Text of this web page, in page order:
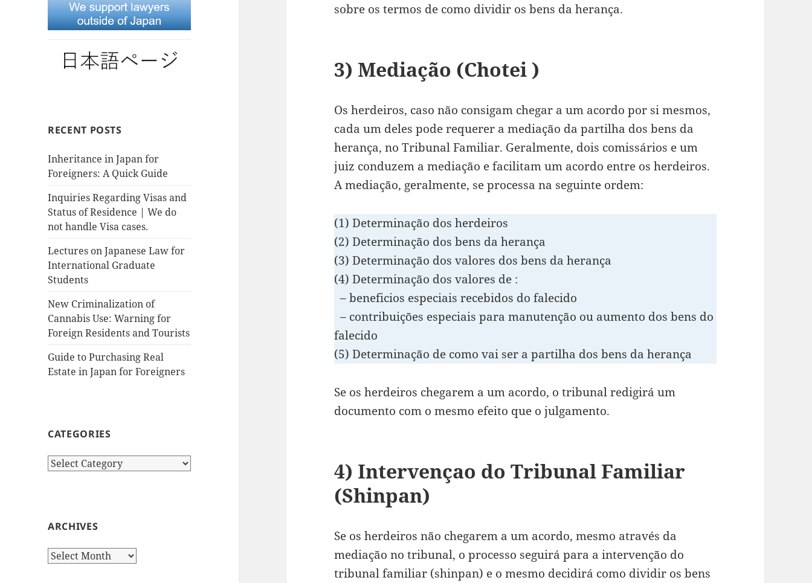
RECENT POSTS
Inheritance in Japan for
Foreigners: A Quick Guide
Inquiries Regarding Visas and
Status of Residence | We do
not handle Visa cases.
Lectures on Japanese Law for
International Graduate
Students
New Criminalization of
Cannabis Use: Warning for
Foreign Residents and Tourists
Guide to Purchasing Real
Estate in Japan for Foreigners
CATEGORIES
Categories
ARCHIVES
Archives
sobre os termos de como dividir os bens da herança.
3) Mediação (Chotei )
Os herdeiros, caso não consigam chegar a um acordo por si mesmos,
cada um deles pode requerer a mediação da partilha dos bens da
herança, no Tribunal Familiar. Geralmente, dois comissários e um
juiz conduzem a mediação e facilitam um acordo entre os herdeiros.
A mediação, geralmente, se processa na seguinte ordem:
(1) Determinação dos herdeiros
(2) Determinação dos bens da herança
(3) Determinação dos valores dos bens da herança
(4) Determinação dos valores de :
– beneficios especiais recebidos do falecido
– contribuições especiais para manutenção ou aumento dos bens do
falecido
(5) Determinação de como vai ser a partilha dos bens da herança
Se os herdeiros chegarem a um acordo, o tribunal redigirá um
documento com o mesmo efeito que o julgamento.
4) Intervençao do Tribunal Familiar
(Shinpan)
Se os herdeiros não chegarem a um acordo, mesmo através da
mediação no tribunal, o processo seguirá para a intervenção do
tribunal familiar (shinpan) e o mesmo decidirá como dividir os bens